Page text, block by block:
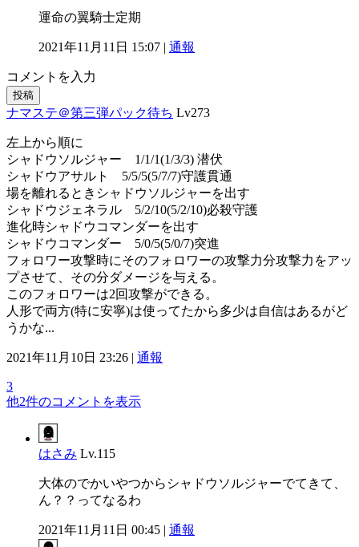
運命の翼騎士定期
2021年11月11日 15:07 | 通報
コメントを入力
投稿
ナマステ＠第三弾パック待ち Lv273
左上から順に
シャドウソルジャー 1/1/1(1/3/3) 潜伏
シャドウアサルト 5/5/5(5/7/7)守護貫通
場を離れるときシャドウソルジャーを出す
シャドウジェネラル 5/2/10(5/2/10)必殺守護
進化時シャドウコマンダーを出す
シャドウコマンダー 5/0/5(5/0/7)突進
フォロワー攻撃時にそのフォロワーの攻撃力分攻撃力をアッ
プさせて、その分ダメージを与える。
このフォロワーは2回攻撃ができる。
人形で両方(特に安寧)は使ってたから多少は自信はあるがど
うかな...
2021年11月10日 23:26 | 通報
3
他2件のコメントを表示
はさみ Lv.115
大体のでかいやつからシャドウソルジャーでてきて、
ん？？ってなるわ
2021年11月11日 00:45 | 通報